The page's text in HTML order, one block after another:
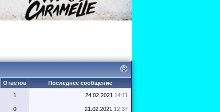
Ответов
Последнее сообщение
1 24.02.2021 14:11
0 21.02.2021 12:37